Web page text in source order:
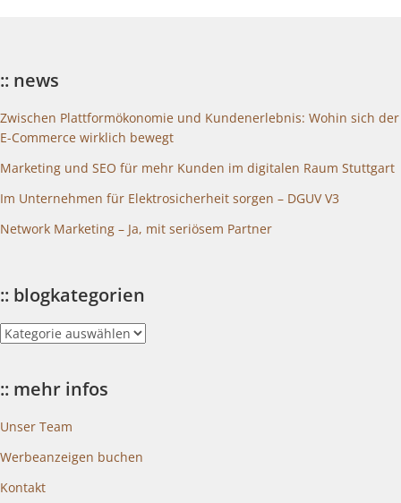
:: news
Zwischen Plattformökonomie und Kundenerlebnis: Wohin sich der
E-Commerce wirklich bewegt
Marketing und SEO für mehr Kunden im digitalen Raum Stuttgart
Im Unternehmen für Elektrosicherheit sorgen – DGUV V3
Network Marketing – Ja, mit seriösem Partner
:: blogkategorien
::
blogkategorien
:: mehr infos
Unser Team
Werbeanzeigen buchen
Kontakt